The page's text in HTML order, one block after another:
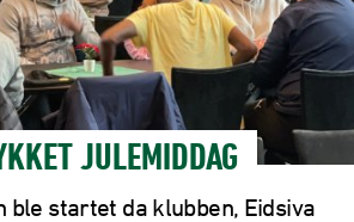
JULEMIDDAG
ble startet da klubben, Eidsiva